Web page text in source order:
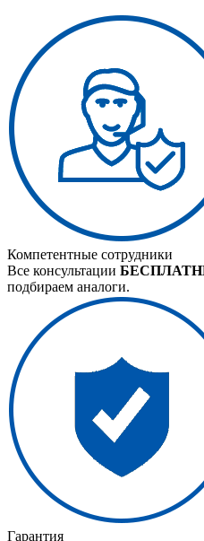
Компетентные сотрудники
Все консультации
подбираем аналоги.
Гарантия